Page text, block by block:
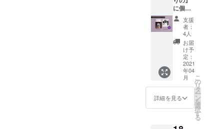
す。 1
冊プラ
ス送料
（580
円）プ
ラス消
費税分
（1000
円）オ
トクと
なって
いま
に個人
相談
（50
分）を
プラス
した、
実際に
お話を
する
セット
となり
ます。
自分の
支援
者：
4人
お届
け予
定：
2021
年04
月
詳細を見る
こ
の
リ
タ
ー
ン
を
選
択
す
る